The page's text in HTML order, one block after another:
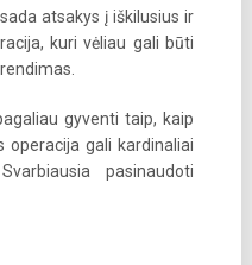
atsakys į iškilusius ir
kuri vėliau gali būti
gyventi taip, kaip
operacija gali kardinaliai
pasinaudoti